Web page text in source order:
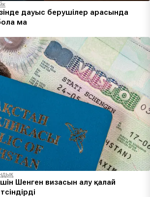
дауыс берушілер арасында
ма
Шенген визасын алу қалай